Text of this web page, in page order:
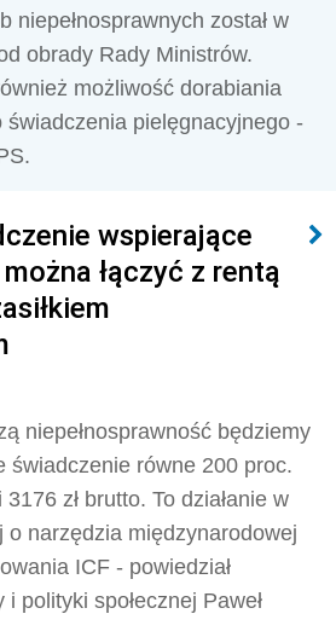
niepełnosprawnych został w
obrady Rady Ministrów.
możliwość dorabiania
świadczenia pielęgnacyjnego -
wspierające
łączyć z rentą
niepełnosprawność będziemy
świadczenie równe 200 proc.
zł brutto. To działanie w
o narzędzia międzynarodowej
ICF - powiedział
polityki społecznej Paweł